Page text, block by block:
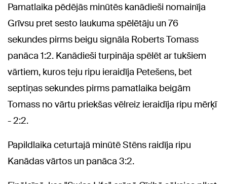
Pamatlaika pēdējās minūtēs kanādieši nomainīja
Grīvsu pret sesto laukuma spēlētāju un 76
sekundes pirms beigu signāla Roberts Tomass
panāca 1:2. Kanādieši turpināja spēlēt ar tukšiem
vārtiem, kuros teju ripu ieraidīja Petešens, bet
septiņas sekundes pirms pamatlaika beigām
Tomass no vārtu priekšas vēlreiz ieraidīja ripu mērķī
- 2:2.
Papildlaika ceturtajā minūtē Stēns raidīja ripu
Kanādas vārtos un panāca 3:2.